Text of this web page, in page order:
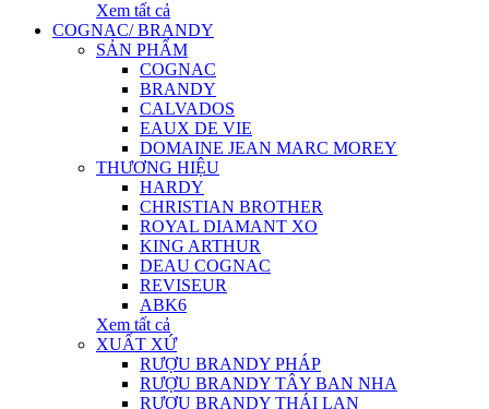
Xem tất cả
COGNAC/ BRANDY
SẢN PHẨM
COGNAC
BRANDY
CALVADOS
EAUX DE VIE
DOMAINE JEAN MARC MOREY
THƯƠNG HIỆU
HARDY
CHRISTIAN BROTHER
ROYAL DIAMANT XO
KING ARTHUR
DEAU COGNAC
REVISEUR
ABK6
Xem tất cả
XUẤT XỨ
RƯỢU BRANDY PHÁP
RƯỢU BRANDY TÂY BAN NHA
RƯỢU BRANDY THÁI LAN